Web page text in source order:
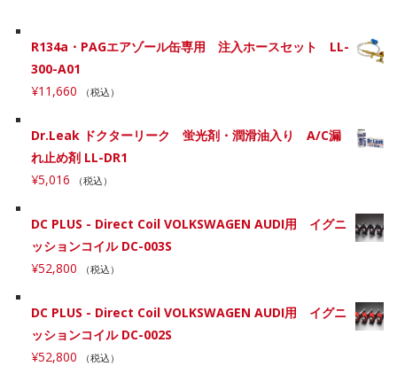
R134a・PAGエアゾール缶専用 注入ホースセット LL-
300-A01
¥11,660 （税込）
Dr.Leak ドクターリーク 蛍光剤・潤滑油入り A/C漏
れ止め剤 LL-DR1
¥5,016 （税込）
DC PLUS - Direct Coil VOLKSWAGEN AUDI用 イグニ
ッションコイル DC-003S
¥52,800 （税込）
DC PLUS - Direct Coil VOLKSWAGEN AUDI用 イグニ
ッションコイル DC-002S
¥52,800 （税込）